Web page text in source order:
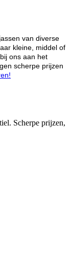
van diverse
kleine, middel of
ons aan het
scherpe prijzen
Scherpe prijzen,